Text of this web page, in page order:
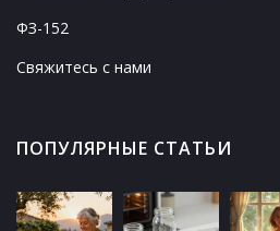
ФЗ-152
Свяжитесь с нами
ПОПУЛЯРНЫЕ СТАТЬИ